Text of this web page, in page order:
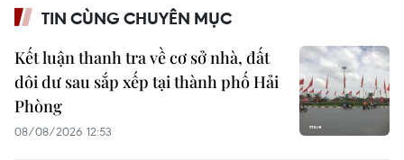
TIN CÙNG CHUYÊN MỤC
Kết luận thanh tra về cơ sở nhà, đất
dôi dư sau sắp xếp tại thành phố Hải
Phòng
08/08/2026 12:53